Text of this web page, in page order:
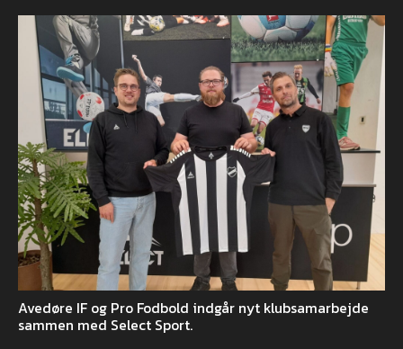
Avedøre IF og Pro Fodbold indgår nyt klubsamarbejde
sammen med Select Sport.